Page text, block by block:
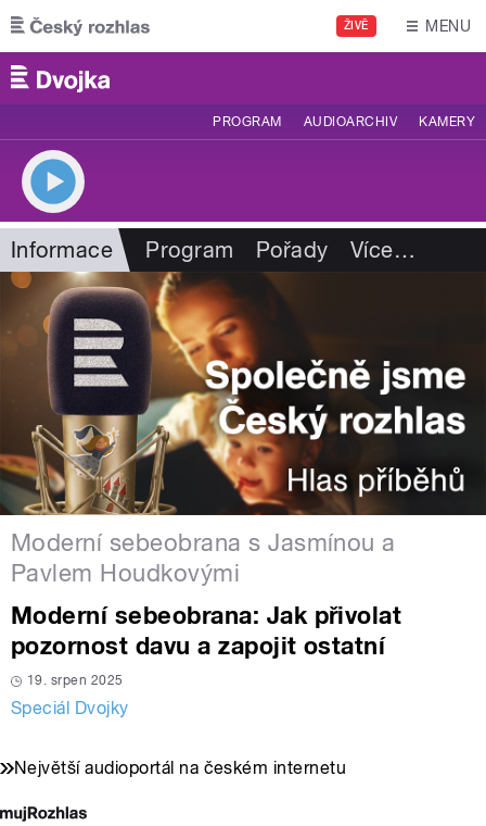
Přejít k hlavnímu obsahu
ŽIVĚ MENU
PROGRAM AUDIOARCHIV KAMERY
Informace Program Pořady Více…
Moderní sebeobrana s Jasmínou a
Pavlem Houdkovými
Moderní sebeobrana: Jak přivolat
pozornost davu a zapojit ostatní
19. srpen 2025
Speciál Dvojky
Největší audioportál na českém internetu